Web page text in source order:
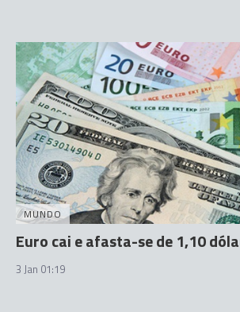
MUNDO
Euro cai e afasta-se de 1,10
3 Jan 01:19